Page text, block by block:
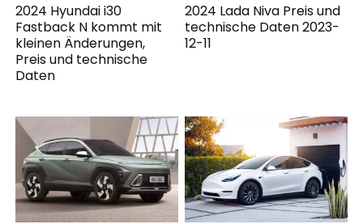
2024 Hyundai i30
Fastback N kommt mit
kleinen Änderungen,
Preis und technische
Daten
2024 Lada Niva Preis und
technische Daten 2023-
12-11